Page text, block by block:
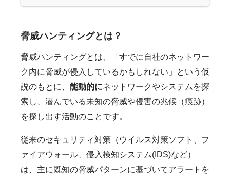
脅威ハンティングとは？
脅威ハンティングとは、「すでに自社のネットワー
ク内に脅威が侵入しているかもしれない」という仮
説のもとに、 能動的にネットワークやシステムを探
索し、潜んでいる未知の脅威や侵害の兆候（痕跡）
を探し出す活動のことです。
従来のセキュリティ対策（ウイルス対策ソフト、フ
ァイアウォール、侵入検知システム(IDS)など）
は、主に既知の脅威パターンに基づいてアラートを